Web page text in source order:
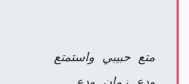
متع حبيبي واستمتع